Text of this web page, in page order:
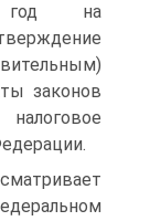
год на
законов